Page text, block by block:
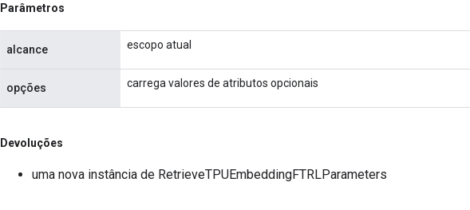
Parâmetros
alcance escopo atual
opções carrega valores de atributos opcionais
Devoluções
uma nova instância de RetrieveTPUEmbeddingFTRLParameters